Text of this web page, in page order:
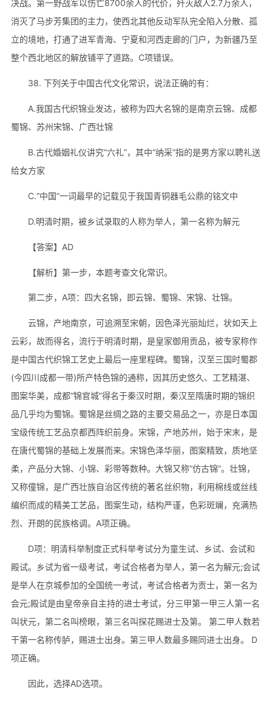
决战。第一野战军以伤亡8700余人的代价，歼灭敌人2.7万余人，
消灭了马步芳集团的主力，使西北其他反动军队完全陷入分散、孤
立的境地，打通了进军青海、宁夏和河西走廊的门户，为新疆乃至
整个西北地区的解放铺平了道路。C项错误。
38. 下列关于中国古代文化常识，说法正确的有：
A.我国古代织锦业发达，被称为四大名锦的是南京云锦、成都
蜀锦、苏州宋锦、广西壮锦
B.古代婚姻礼仪讲究“六礼”，其中“纳采”指的是男方家以聘礼送
给女方家
C.“中国”一词最早的记载见于我国青铜器毛公鼎的铭文中
D.明清时期，被乡试录取的人称为举人，第一名称为解元
【答案】AD
【解析】第一步，本题考查文化常识。
第二步，A项：四大名锦，即云锦、蜀锦、宋锦、壮锦。
云锦，产地南京，可追溯至宋朝，因色泽光丽灿烂，状如天上
云彩，故而得名，流行于明清时期，是皇家御用贡品，被专家称作
是中国古代织锦工艺史上最后一座里程碑。蜀锦，汉至三国时蜀郡
(今四川成都一带)所产特色锦的通称，因其历史悠久、工艺精湛、
图案华美，成都“锦官城”得名于秦汉时期，秦汉至隋唐时期的锦织
品几乎均为蜀锦。蜀锦是丝绸之路的主要交易品之一，亦是日本国
宝级传统工艺品京都西阵织前身。宋锦，产地苏州，始于宋末，是
在唐代蜀锦的基础上发展而来。宋锦色泽华丽，图案精致，质地坚
柔，产品分大锦、小锦、彩带等数种。大锦又称“仿古锦”。壮锦，
又称僮锦，是广西壮族自治区传统的著名丝织物，利用棉线或丝线
编织而成的精美工艺品，图案生动，结构严谨，色彩斑斓，充满热
烈、开朗的民族格调。A项正确。
D项：明清科举制度正式科举考试分为童生试、乡试、会试和
殿试。乡试为省一级考试，考试合格者为举人，第一名为解元;会试
是举人在京城参加的全国统一考试，考试合格者为贡士，第一名为
会元;殿试是由皇帝亲自主持的进士考试，分三甲第一甲三人第一名
叫状元，第二名叫榜眼，第三名叫探花赐进士及第。 第二甲人数若
干第一名称传胪，赐进士出身。第三甲人数最多赐同进士出身。 D
项正确。
因此，选择AD选项。